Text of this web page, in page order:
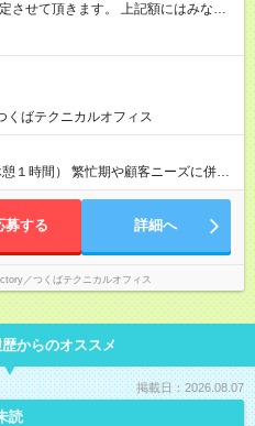
させて頂きます。 上記額にはみなし
円分）を含みます。※超過分は全額
くばテクニカルオフィス
１時間） 繁忙期や顧客ニーズに併せ
募する 詳細へ
／つくばテクニカルオフィス
からのオススメ
掲載日：2026.08.07
読